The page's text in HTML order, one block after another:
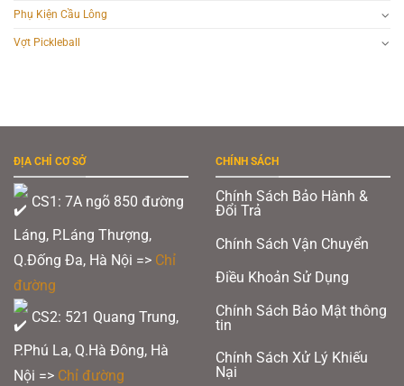
Phụ Kiện Cầu Lông
Vợt Pickleball
ĐỊA CHỈ CƠ SỞ
CS1: 7A ngõ 850 đường
Láng, P.Láng Thượng,
Q.Đống Đa, Hà Nội => Chỉ
đường
CS2: 521 Quang Trung,
P.Phú La, Q.Hà Đông, Hà
Nội => Chỉ đường
CHÍNH SÁCH
Chính Sách Bảo Hành &
Đổi Trả
Chính Sách Vận Chuyển
Điều Khoản Sử Dụng
Chính Sách Bảo Mật thông
tin
Chính Sách Xử Lý Khiếu
Nại